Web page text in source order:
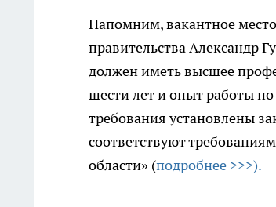
Напомним, вакантное
правительства Александр
должен иметь высшее
шести лет и опыт работы
требования установлены
соответствуют
области» (подробнее >>>).